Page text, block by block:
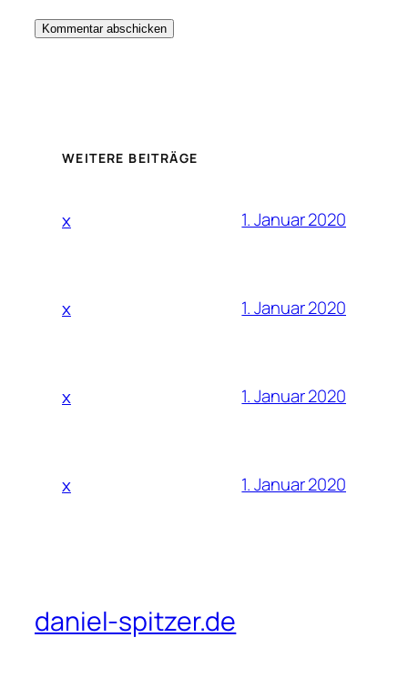
WEITERE BEITRÄGE
x 1. Januar 2020
x 1. Januar 2020
x 1. Januar 2020
x 1. Januar 2020
daniel-spitzer.de